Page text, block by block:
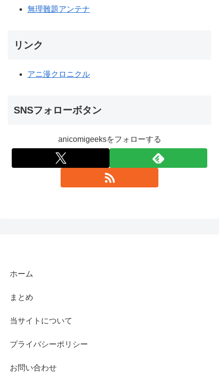
無理難題アンテナ
リンク
アニ漫クロニクル
SNSフォローボタン
anicomigeeksをフォローする
ホーム
まとめ
当サイトについて
プライバシーポリシー
お問い合わせ